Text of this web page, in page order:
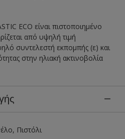
ECO είναι πιστοποιημένο
από υψηλή τιμή
συντελεστή εκπομπής (ε) και
στην ηλιακή ακτινοβολία
Πιστόλι